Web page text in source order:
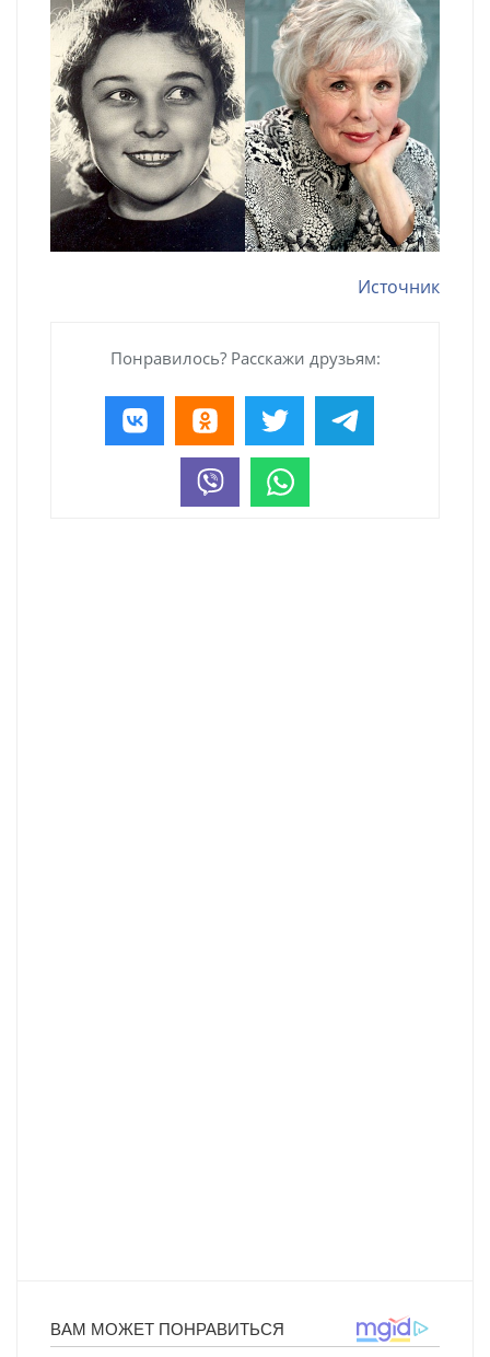
Источник
Понравилось? Расскажи друзьям: